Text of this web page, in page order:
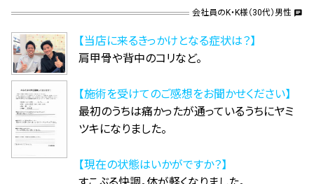
会社員のK・K様（30代）男性 chat
【当店に来るきっかけとなる症状は？】
肩甲骨や背中のコリなど。
【施術を受けてのご感想をお聞かせください】
最初のうちは痛かったが通っているうちにヤミ
ツキになりました。
【現在の状態はいかがですか？】